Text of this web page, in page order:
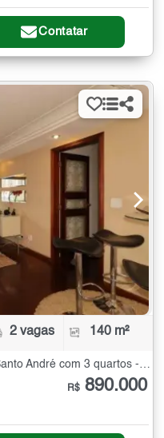
Contatar
2 vagas 140 m²
Apartamento à Venda no Centro Santo André com 3 quartos - 140 m²
R$ 890.000